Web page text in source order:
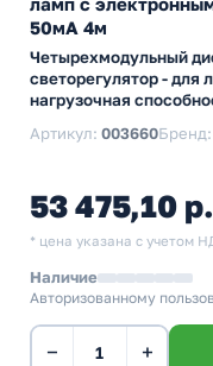
50мА 4м
Четырехмодульный
светорегулятор -
нагрузочная
Артикул: 003660Бренд:
53 475,10 р.
* цена указана с учетом
Наличие
Авторизованному
− +